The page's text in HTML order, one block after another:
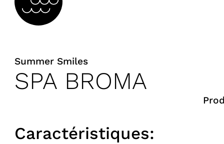
Summer Smiles
SPA BROMA
Caractéristiques: